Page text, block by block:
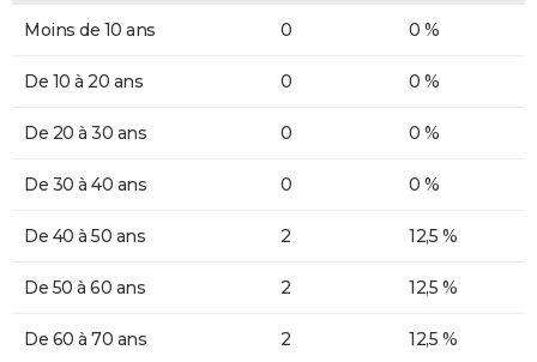
Moins de 10 ans 0 0 %
De 10 à 20 ans 0 0 %
De 20 à 30 ans 0 0 %
De 30 à 40 ans 0 0 %
De 40 à 50 ans 2 12,5 %
De 50 à 60 ans 2 12,5 %
De 60 à 70 ans 2 12,5 %